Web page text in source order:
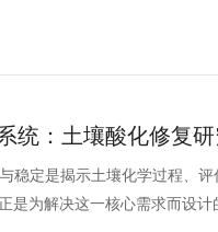
统：土壤酸化修复研
稳定是揭示土壤化学过程、
是为解决这一核心需求而设